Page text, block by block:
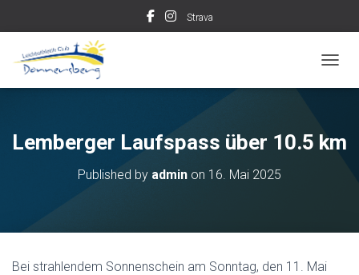
Strava
Lemberger Laufspass über 10.5 km
Published by admin on 16. Mai 2025
Bei strahlendem Sonnenschein am Sonntag, den 11. Mai